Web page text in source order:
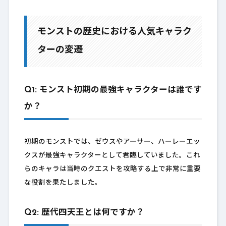
モンストの歴史における人気キャラク
ターの変遷
Q1: モンスト初期の最強キャラクターは誰です
か？
初期のモンストでは、ゼウスやアーサー、ハーレーエッ
クスが最強キャラクターとして君臨していました。これ
らのキャラは当時のクエストを攻略する上で非常に重要
な役割を果たしました。
Q2: 歴代四天王とは何ですか？